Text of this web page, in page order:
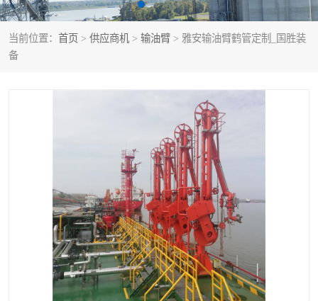
当前位置： 首页 > 供应商机 > 输油臂 > 雅安输油臂鹤管定制_国胜装
备